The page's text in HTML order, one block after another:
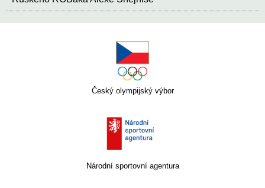
Český olympijský výbor
Národní sportovní agentura